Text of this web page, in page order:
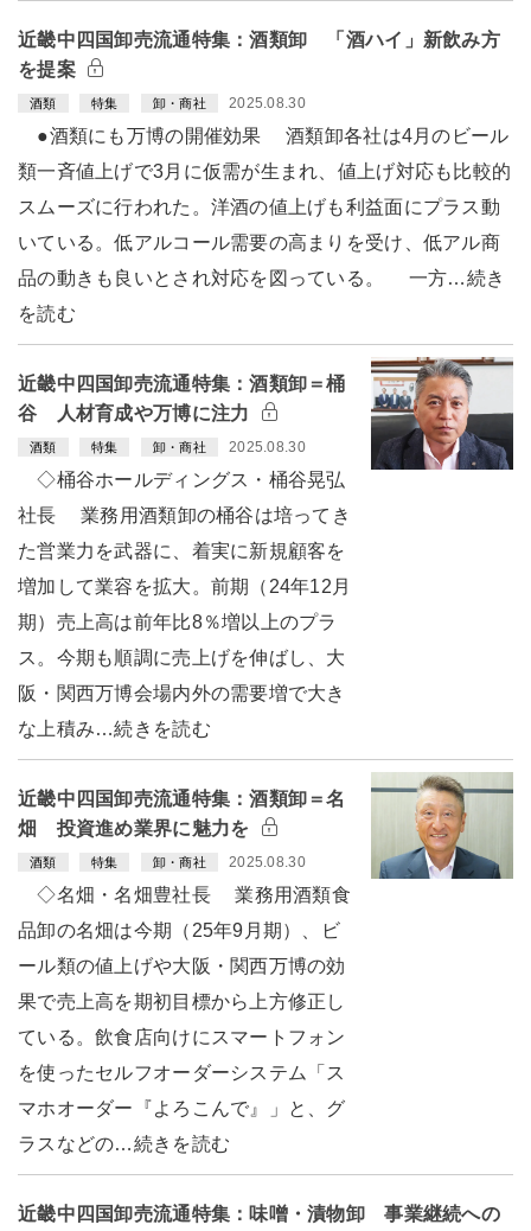
近畿中四国卸売流通特集：酒類卸 「酒ハイ」新飲み方
を提案
酒類 特集 卸・商社 2025.08.30
●酒類にも万博の開催効果 酒類卸各社は4月のビール
類一斉値上げで3月に仮需が生まれ、値上げ対応も比較的
スムーズに行われた。洋酒の値上げも利益面にプラス動
いている。低アルコール需要の高まりを受け、低アル商
品の動きも良いとされ対応を図っている。 一方…続き
を読む
近畿中四国卸売流通特集：酒類卸＝桶
谷 人材育成や万博に注力
酒類 特集 卸・商社 2025.08.30
◇桶谷ホールディングス・桶谷晃弘
社長 業務用酒類卸の桶谷は培ってき
た営業力を武器に、着実に新規顧客を
増加して業容を拡大。前期（24年12月
期）売上高は前年比8％増以上のプラ
ス。今期も順調に売上げを伸ばし、大
阪・関西万博会場内外の需要増で大き
な上積み…続きを読む
近畿中四国卸売流通特集：酒類卸＝名
畑 投資進め業界に魅力を
酒類 特集 卸・商社 2025.08.30
◇名畑・名畑豊社長 業務用酒類食
品卸の名畑は今期（25年9月期）、ビ
ール類の値上げや大阪・関西万博の効
果で売上高を期初目標から上方修正し
ている。飲食店向けにスマートフォン
を使ったセルフオーダーシステム「ス
マホオーダー『よろこんで』」と、グ
ラスなどの…続きを読む
近畿中四国卸売流通特集：味噌・漬物卸 事業継続への